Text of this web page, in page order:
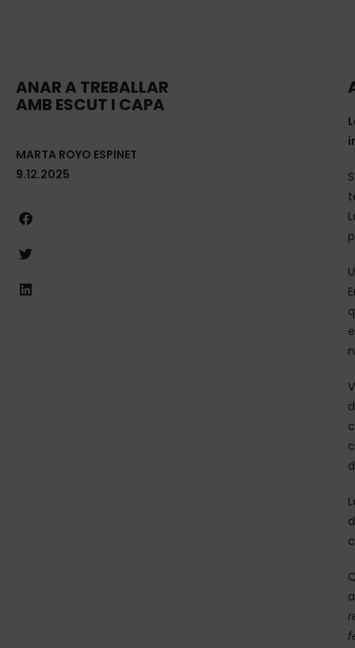
ANAR A TREBALLAR
AMB ESCUT I CAPA
MARTA ROYO ESPINET
9.12.2025